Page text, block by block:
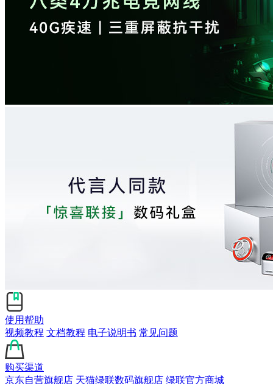
使用帮助
视频教程 文档教程 电子说明书 常见问题
购买渠道
京东自营旗舰店 天猫绿联数码旗舰店 绿联官方商城